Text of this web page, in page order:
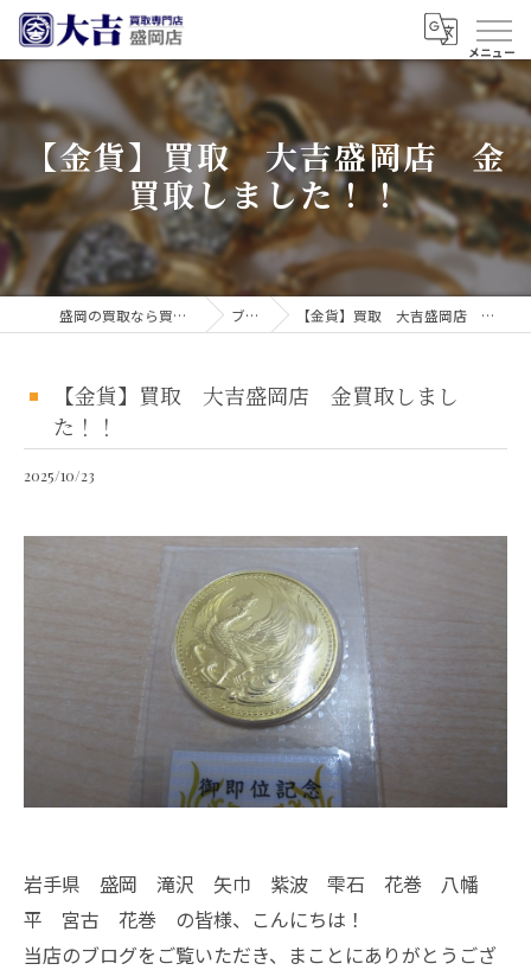
【金貨】買取 大吉盛岡店 金
買取しました！！
盛岡の買取なら買取大吉 盛岡店 ブログ 【金貨】買取 大吉盛岡店 金買取しました！！
【金貨】買取 大吉盛岡店 金買取しまし
た！！
2025/10/23
岩手県 盛岡 滝沢 矢巾 紫波 雫石 花巻 八幡
平 宮古 花巻 の皆様、こんにちは！
当店のブログをご覧いただき、まことにありがとうござ